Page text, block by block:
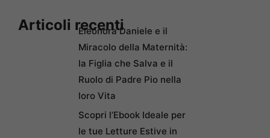
Articoli recentiEleonora Daniele e il
Miracolo della Maternità:
la Figlia che Salva e il
Ruolo di Padre Pio nella
loro Vita
Scopri l’Ebook Ideale per
le tue Letture Estive in